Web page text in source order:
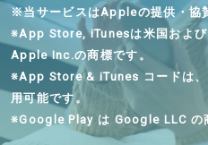
※当サービスはAppleの提供・協
※App Store, iTunesは米国およ
Apple Inc.の商標です。
※App Store & iTunes コードは
用可能です。
※Google Play は Google LLC の